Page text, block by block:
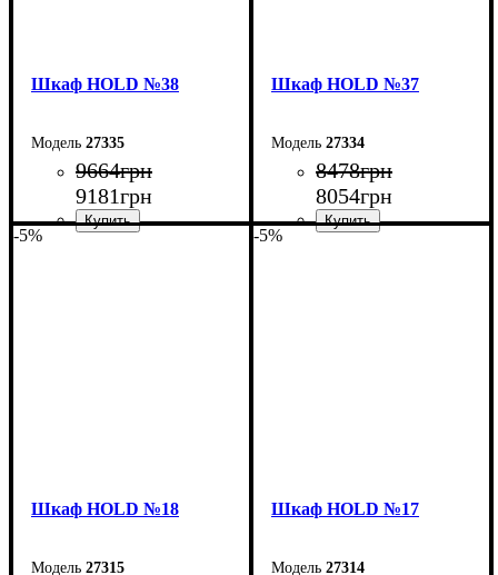
Шкаф НOLD №38
27335
9664грн
9181грн
Шкаф НOLD №37
27334
8478грн
8054грн
-5%
Шкаф НOLD №18
27315
-5%
Шкаф НOLD №17
27314